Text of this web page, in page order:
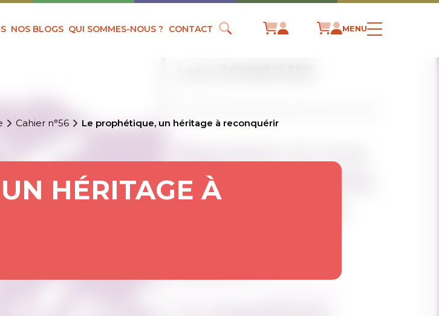
NOS BLOGS QUI SOMMES-NOUS ? CONTACT MENU
Cahier n°56 Le prophétique, un héritage à reconquérir
HÉRITAGE À